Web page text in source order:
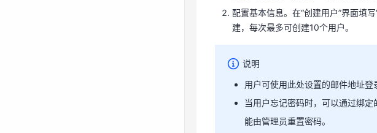
当用户忘记密码时，可以通过绑
用户信息
用户名
邮件地址
配置基本信息。在“创建用户”界面填
建，每次最多可创建10个用户。
说明
用户可使用此处设置的邮件地址登
当用户忘记密码时，可以通过绑
能由管理员重置密码。